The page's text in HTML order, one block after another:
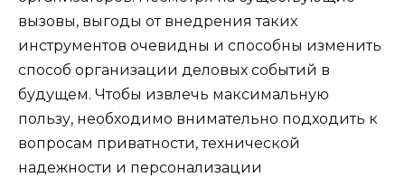
вызовы, выгоды от внедрения таких
инструментов очевидны и способны изменить
способ организации деловых событий в
будущем. Чтобы извлечь максимальную
пользу, необходимо внимательно подходить к
вопросам приватности, технической
надежности и персонализации